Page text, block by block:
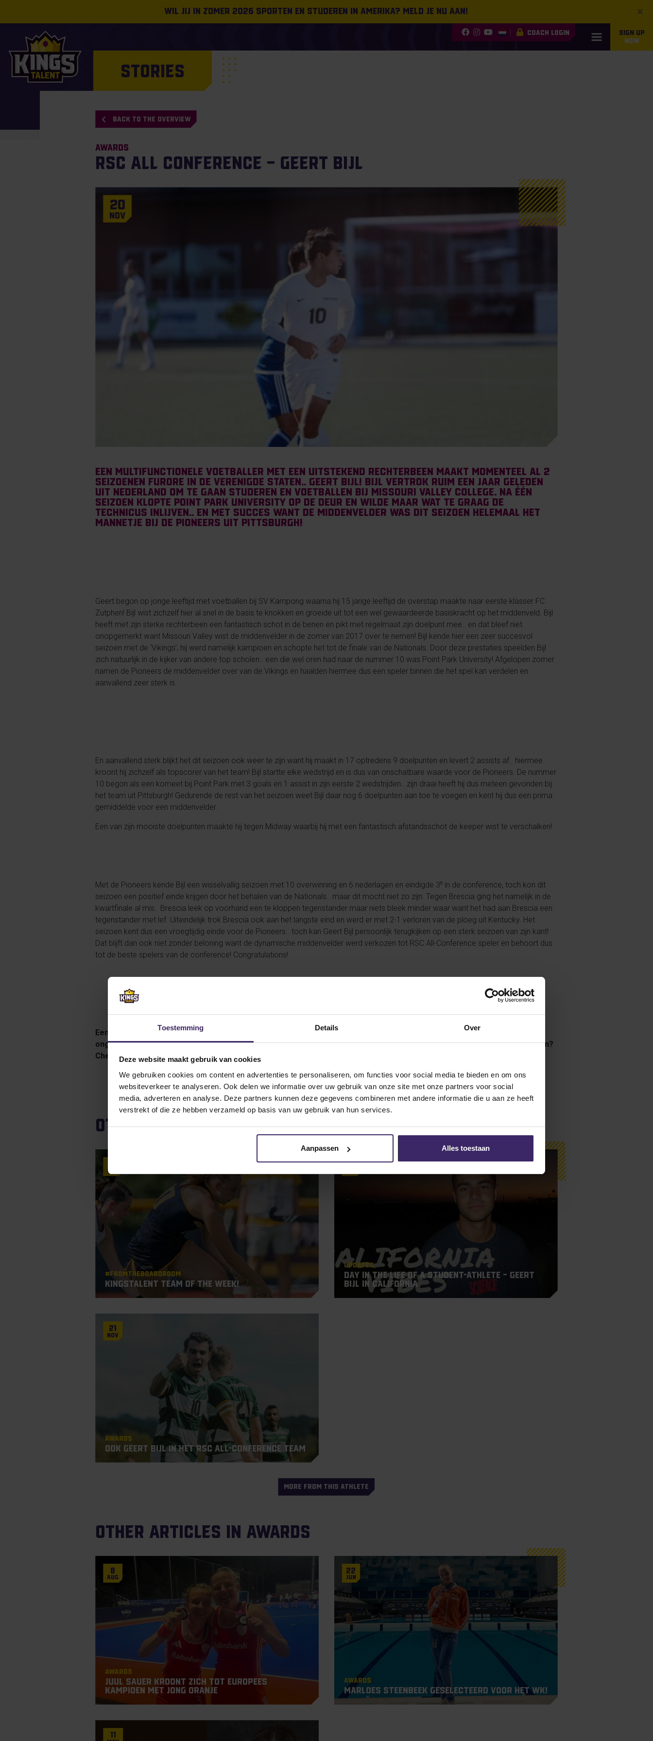
Toestemming Details Over
Deze website maakt gebruik van cookies
We gebruiken cookies om content en advertenties te personaliseren, om functies voor social media te bieden en om ons
websiteverkeer te analyseren. Ook delen we informatie over uw gebruik van onze site met onze partners voor social
media, adverteren en analyse. Deze partners kunnen deze gegevens combineren met andere informatie die u aan ze heeft
verstrekt of die ze hebben verzameld op basis van uw gebruik van hun services.
Aanpassen Alles toestaan
×
Wil jij in zomer 2026 sporten en studeren in Amerika? Meld je nu aan!
COACH LOGIN
SIGN UP
NOW
STORIES
BACK TO THE OVERVIEW
Awards
RSC All Conference – Geert Bijl
20
Nov
Een multifunctionele voetballer met een uitstekend rechterbeen maakt momenteel al 2
seizoenen furore in de Verenigde Staten.. Geert Bijl! Bijl vertrok ruim een jaar geleden
uit Nederland om te gaan studeren en voetballen bij Missouri Valley College. Na één
seizoen klopte Point Park University op de deur en wilde maar wat te graag de
technicus inlijven.. en met succes want de middenvelder was dit seizoen helemaal het
mannetje bij de Pioneers uit Pittsburgh!
Geert begon op jonge leeftijd met voetballen bij SV Kampong waarna hij 15 jarige leeftijd de overstap maakte naar eerste klasser FC
Zutphen! Bijl wist zichzelf hier al snel in de basis te knokken en groeide uit tot een wel gewaardeerde basiskracht op het middenveld. Bijl
heeft met zijn sterke rechterbeen een fantastisch schot in de benen en pikt met regelmaat zijn doelpunt mee.. en dat bleef niet
onopgemerkt want Missouri Valley wist de middenvelder in de zomer van 2017 over te nemen! Bijl kende hier een zeer succesvol
seizoen met de ‘Vikings’, hij werd namelijk kampioen en schopte het tot de finale van de Nationals. Door deze prestaties speelden Bijl
zich natuurlijk in de kijker van andere top scholen.. een die wel oren had naar de nummer 10 was Point Park University! Afgelopen zomer
namen de Pioneers de middenvelder over van de Vikings en haalden hiermee dus een speler binnen die het spel kan verdelen en
aanvallend zeer sterk is.
En aanvallend sterk blijkt het dit seizoen ook weer te zijn want hij maakt in 17 optredens 9 doelpunten en levert 2 assists af.. hiermee
kroont hij zichzelf als topscorer van het team! Bijl startte elke wedstrijd en is dus van onschatbare waarde voor de Pioneers. De nummer
10 begon als een komeet bij Point Park met 3 goals en 1 assist in zijn eerste 2 wedstrijden.. zijn draai heeft hij dus meteen gevonden bij
het team uit Pittsburgh! Gedurende de rest van het seizoen weet Bijl daar nog 6 doelpunten aan toe te voegen en kent hij dus een prima
gemiddelde voor een middenvelder.
Een van zijn mooiste doelpunten maakte hij tegen Midway waarbij hij met een fantastisch afstandsschot de keeper wist te verschalken!
Met de Pioneers kende Bijl een wisselvallig seizoen met 10 overwinning en 6 nederlagen en eindigde 3e in de conference, toch kon dit
seizoen een positief einde krijgen door het behalen van de Nationals.. maar dit mocht niet zo zijn. Tegen Brescia ging het namelijk in de
kwartfinale al mis.. Brescia leek op voorhand een te kloppen tegenstander maar niets bleek minder waar want het had aan Brescia een
tegenstander met lef. Uiteindelijk trok Brescia ook aan het langste eind en werd er met 2-1 verloren van de ploeg uit Kentucky. Het
seizoen kent dus een vroegtijdig einde voor de Pioneers.. toch kan Geert Bijl persoonlijk terugkijken op een sterk seizoen van zijn kant!
Dat blijft dan ook niet zonder beloning want de dynamische middenvelder werd verkozen tot RSC All-Conference speler en behoort dus
tot de beste spelers van de conference! Congratulations!
Een sportman als Geert heeft zijn vizier alweer op het volgende seizoen staan.. een seizoen waar de Nederlander
ongetwijfeld weer geweldige dingen gaat laten zien! Ben je benieuwd naar meer prestaties en avonturen van onze talenten?
Check onze
Instagram pagina voor de meest actuele nieuws feed!
Other articles from Geert Bijl
Oct
#Fromtheboardroom
KingsTalent Team of the Week!
13
Updates
Day in the Life of a Student-Athlete – Geert
Bijl in California
21
Nov
Awards
Ook Geert Bijl in het RSC All-Conference Team
MORE FROM THIS ATHLETE
Other articles in Awards
8
Aug
Awards
Juul Sauer kroont zich tot Europees
Kampioen met Jong Oranje
22
Jun
Awards
Marloes Steenbeek geselecteerd voor het WK!
11